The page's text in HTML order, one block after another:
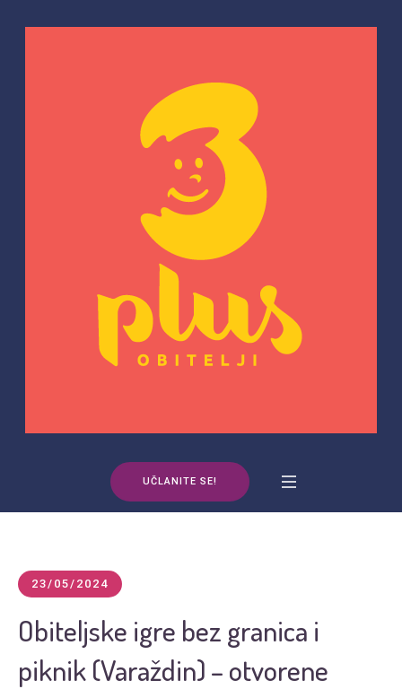
UČLANITE SE!
23/05/2024
Obiteljske igre bez granica i
piknik (Varaždin) – otvorene